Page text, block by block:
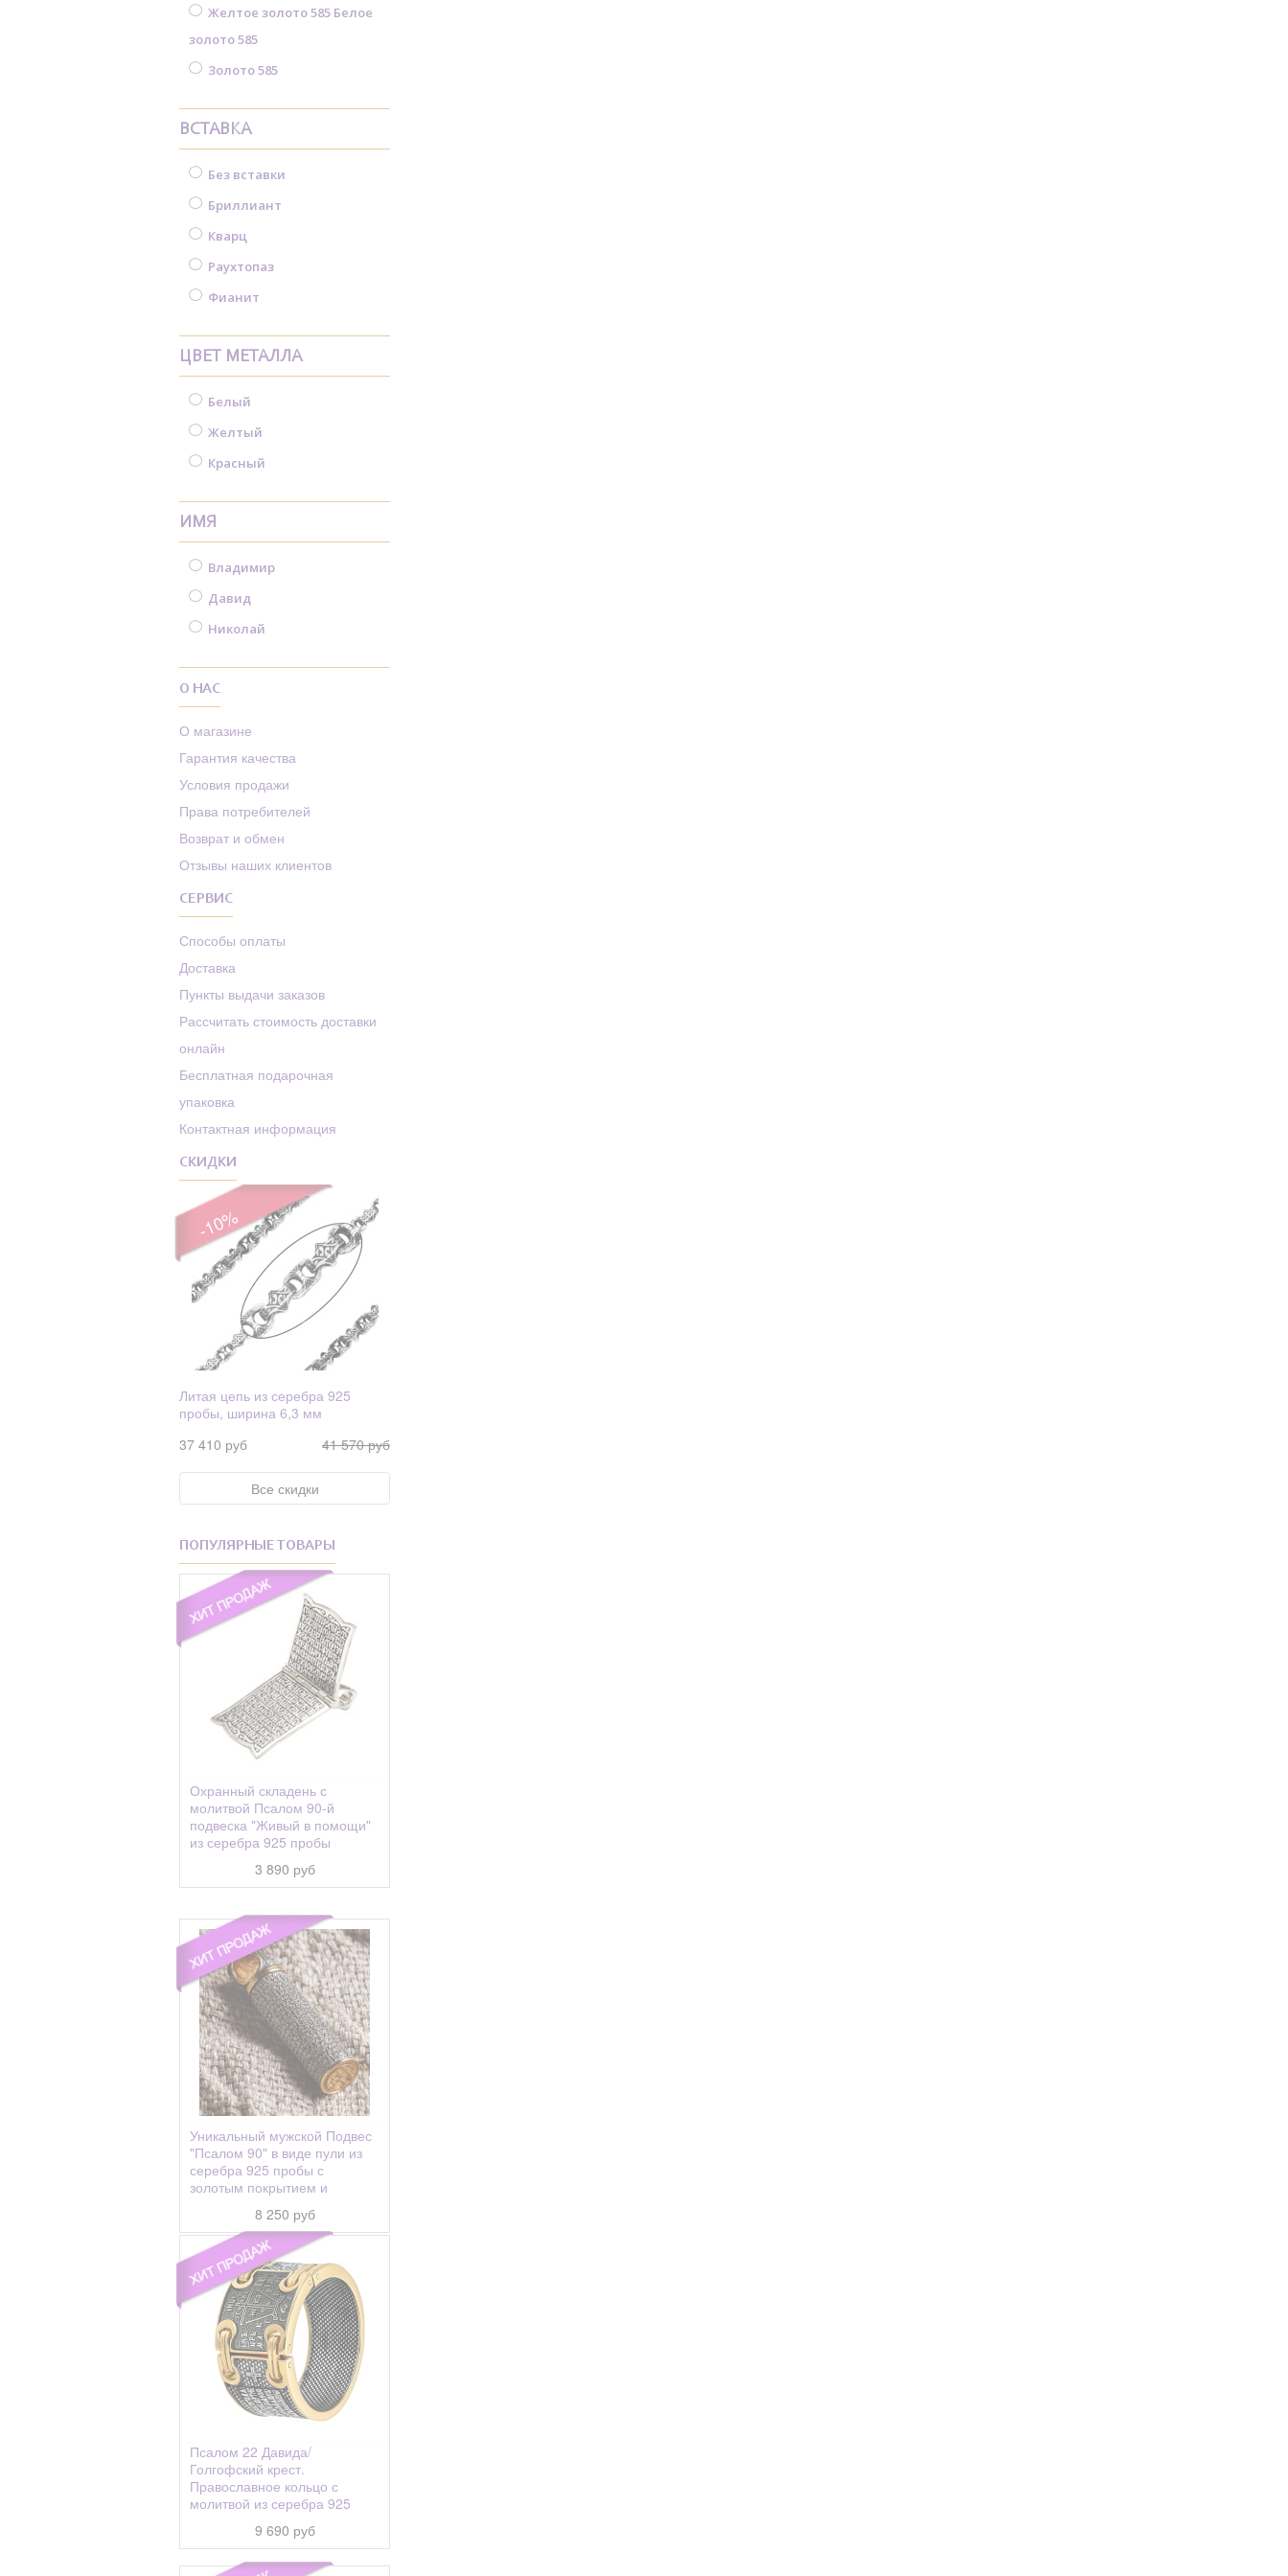
Желтое золото 585 Белое
золото 585
Золото 585
ВСТАВКА
Без вставки
Бриллиант
Кварц
Раухтопаз
Фианит
ЦВЕТ МЕТАЛЛА
Белый
Желтый
Красный
ИМЯ
Владимир
Давид
Николай
О НАС
О магазине
Гарантия качества
Условия продажи
Права потребителей
Возврат и обмен
Отзывы наших клиентов
СЕРВИС
Способы оплаты
Доставка
Пункты выдачи заказов
Рассчитать стоимость доставки
онлайн
Бесплатная подарочная
упаковка
Контактная информация
СКИДКИ
-10%
Литая цепь из серебра 925
пробы, ширина 6,3 мм
37 410 руб
41 570 руб
Все скидки
ПОПУЛЯРНЫЕ ТОВАРЫ
Охранный складень с
молитвой Псалом 90-й
подвеска "Живый в помощи"
из серебра 925 пробы
3 890 руб
Уникальный мужской Подвес
"Псалом 90" в виде пули из
серебра 925 пробы с
золотым покрытием и
8 250 руб
Псалом 22 Давида/
Голгофский крест.
Православное кольцо с
молитвой из серебра 925
чернением9 690 руб